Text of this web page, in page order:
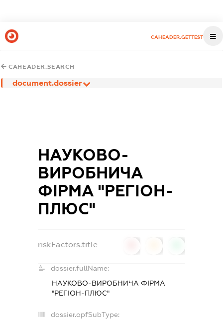
CAHEADER.GETTEST
CAHEADER.SEARCH
document.dossier
НАУКОВО-
ВИРОБНИЧА
ФІРМА "РЕГІОН-
ПЛЮС"
riskFactors.title
dossier.fullName:
НАУКОВО-ВИРОБНИЧА ФІРМА
"РЕГІОН-ПЛЮС"
dossier.opfSubType: